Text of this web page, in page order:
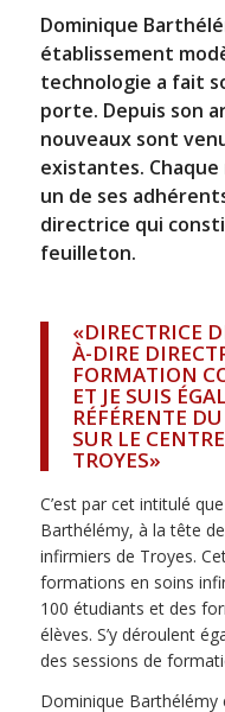
Dominique
établissement
technologie a fait
porte. Depuis son
nouveaux sont
existantes. Chaque
un de ses
directrice qui
feuilleton.
«DIRECTRICE
À-DIRE
FORMATION
ET JE SUIS
RÉFÉRENTE
SUR LE
TROYES»
C’est par cet intitulé
Barthélémy, à la tête
infirmiers de Troyes.
formations en soins
100 étudiants et des
élèves. S’y déroulent
des sessions de
Dominique Barthélémy